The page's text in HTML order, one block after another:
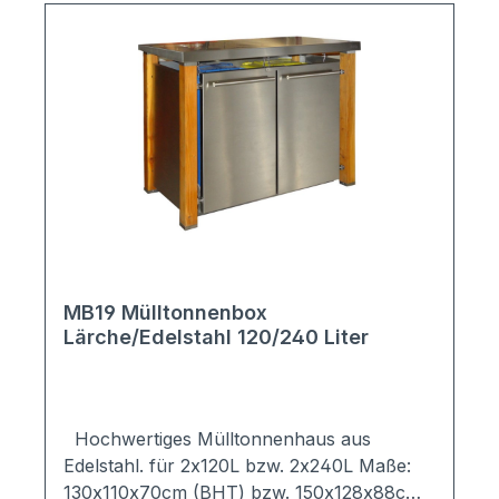
Neigung des Pultdachs zur Rückseite, damit
Regenwasser problemlos ablaufen kann
Pflanzwanne verfügt über Ablaufspeier im
Inneren des Mülltonnenhauses (Lieferung
erfolgt ohne Dekoration) Anlieferung
erfolgt als Bausatz; alle notwendigen
Bohrungen sind vorhanden; Lieferung
erfolgt inkl. aller Befestigungsmaterialien +
MB19 Mülltonnenbox
Lärche/Edelstahl 120/240 Liter
Hochwertiges Mülltonnenhaus aus
Edelstahl. für 2x120L bzw. 2x240L Maße:
130x110x70cm (BHT) bzw. 150x128x88cm